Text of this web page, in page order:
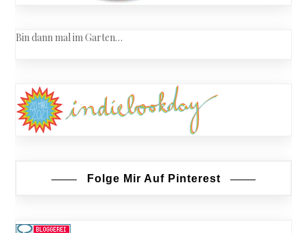
Bin dann mal im Garten…
Folge Mir Auf Pinterest